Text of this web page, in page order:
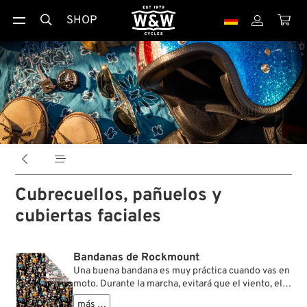
 SHOP  
 
Cubrecuellos, pañuelos y
cubiertas faciales
Bandanas de Rockmount
Una buena bandana es muy práctica cuando vas en
moto. Durante la marcha, evitará que el viento, el
frío y la humedad se te cuelen por el cuello, o que
más …